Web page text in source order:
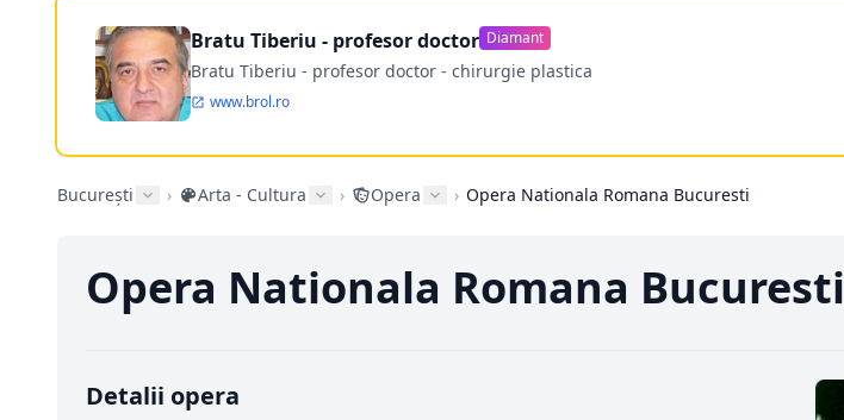
Bratu Tiberiu - profesor doctor Diamant
Bratu Tiberiu - profesor doctor - chirurgie plastica
www.brol.ro
București › Arta - Cultura › Opera › Opera Nationala Romana Bucuresti
Opera Nationala Romana Bucuresti
Detalii opera